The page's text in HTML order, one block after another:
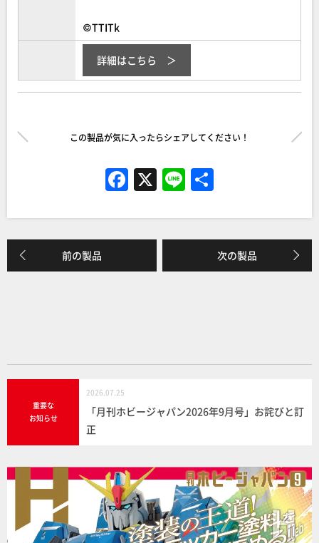
©TTITk
詳細はこちら
この製品が気に入ったらシェアしてください！
F
c
e
b
X Li
e
前の製品 次の製品
重要な
お知らせ
2026.07.25
「月刊ホビージャパン2026年9月号」お詫びと訂
正